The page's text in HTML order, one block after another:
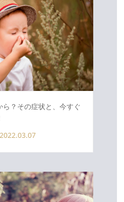
？その症状と、今すぐ
2022.03.07